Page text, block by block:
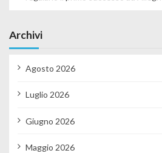
Archivi
Agosto 2026
Luglio 2026
Giugno 2026
Maggio 2026